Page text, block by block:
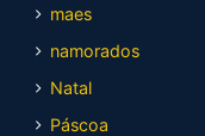
maes
namorados
Natal
Páscoa